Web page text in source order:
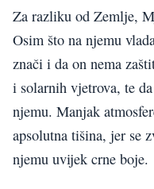
Za razliku od Zemlje,
Osim što na njemu
znači i da on nema
i solarnih vjetrova, te
njemu. Manjak
apsolutna tišina, jer se
njemu uvijek crne boje.